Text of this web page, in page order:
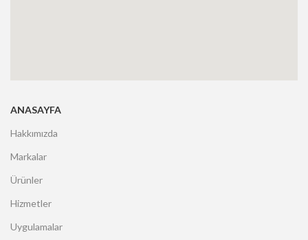
ANASAYFA
Hakkımızda
Markalar
Ürünler
Hizmetler
Uygulamalar